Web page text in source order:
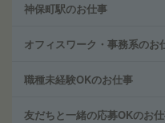
神保町駅のお仕事
オフィスワーク・事務系のお
職種未経験OKのお仕事
友だちと一緒の応募OKのお